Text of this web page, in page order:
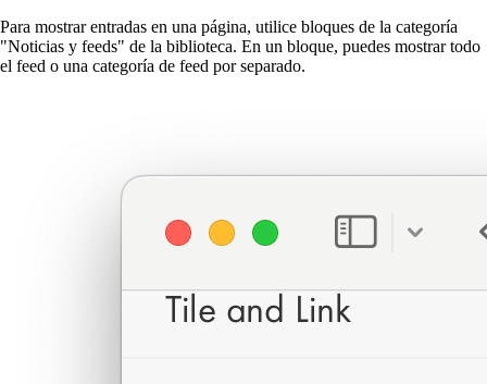
Para mostrar entradas en una página, utilice bloques de la categoría
"Noticias y feeds" de la biblioteca. En un bloque, puedes mostrar todo
el feed o una categoría de feed por separado.